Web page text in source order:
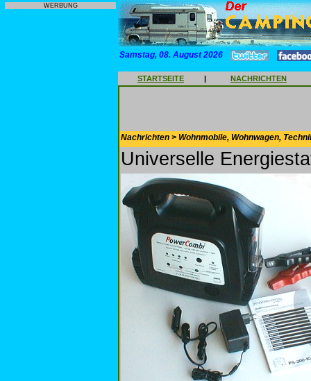
WERBUNG
Samstag, 08. August 2026
STARTSEITE | NACHRICHTEN
Nachrichten > Wohnmobile, Wohnwagen,
Universelle